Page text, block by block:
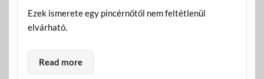
Ezek ismerete egy pincérnőtől nem feltétlenül
elvárható.
Read more